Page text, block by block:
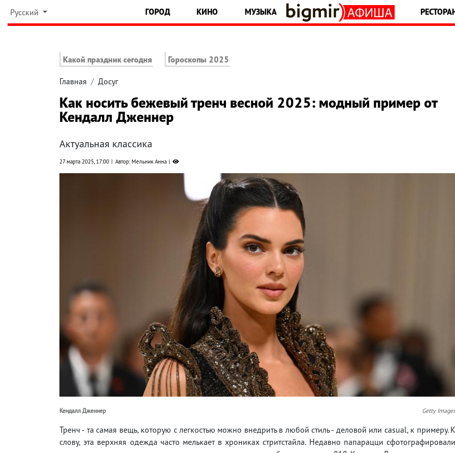
Русский ГОРОД КИНО МУЗЫКА
Какой праздник сегодня Гороскопы 2025
Главная Досуг
Как носить бежевый тренч весной 2025: модный пример от
Кендалл Дженнер
Актуальная классика
27 марта 2025, 17:00 Автор: Мельник Анна
Кендалл Дженнер Getty Images
Тренч - та самая вещь, которую с легкостью можно внедрить в любой стиль - деловой или casual, к примеру. К
слову, эта верхняя одежда часто мелькает в хрониках стритстайла. Недавно папарацци сфотографировали